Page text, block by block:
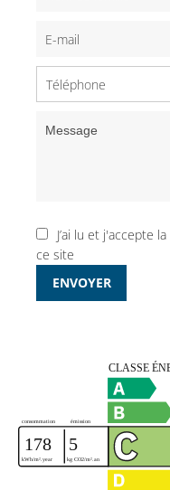
J’ai lu et j'accepte la
ce site
ENVOYER